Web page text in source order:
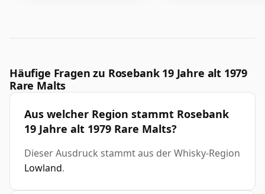
Häufige Fragen zu Rosebank 19 Jahre alt 1979
Rare Malts
Aus welcher Region stammt Rosebank
19 Jahre alt 1979 Rare Malts?
Dieser Ausdruck stammt aus der Whisky-Region
Lowland.